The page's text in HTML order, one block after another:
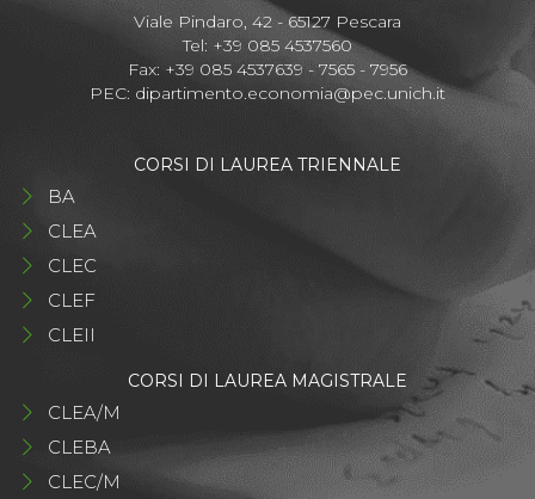
Viale Pindaro, 42 - 65127 Pescara
Tel: +39 085 4537560
Fax: +39 085 4537639 - 7565 - 7956
PEC: dipartimento.economia@pec.unich.it
CORSI DI LAUREA TRIENNALE
BA
CLEA
CLEC
CLEF
CLEII
CORSI DI LAUREA MAGISTRALE
CLEA/M
CLEBA
CLEC/M